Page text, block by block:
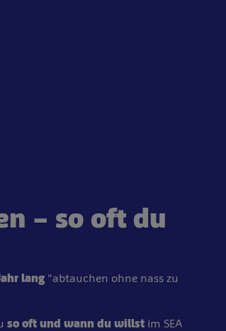
– so oft du
lang "abtauchen ohne nass zu
so oft und wann du willst im SEA